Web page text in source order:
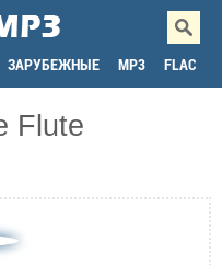
ЗАРУБЕЖНЫЕ MP3 FLAC
Flute